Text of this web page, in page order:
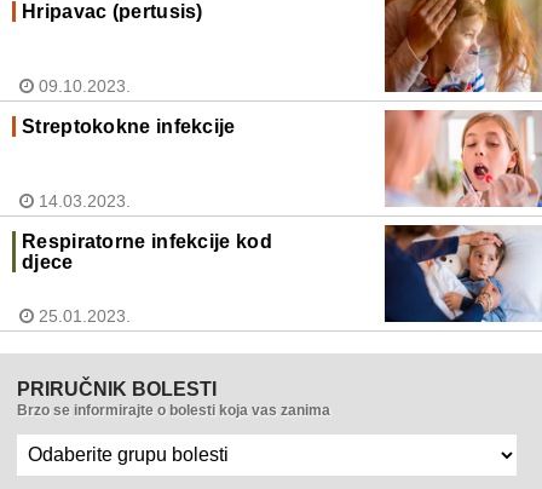
Hripavac (pertusis)
09.10.2023.
Streptokokne infekcije
14.03.2023.
Respiratorne infekcije kod
djece
25.01.2023.
PRIRUČNIK BOLESTI
Brzo se informirajte o bolesti koja vas zanima